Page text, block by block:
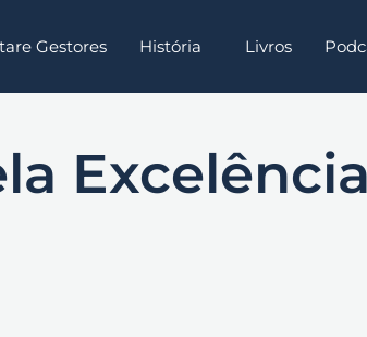
Gestores História Livros